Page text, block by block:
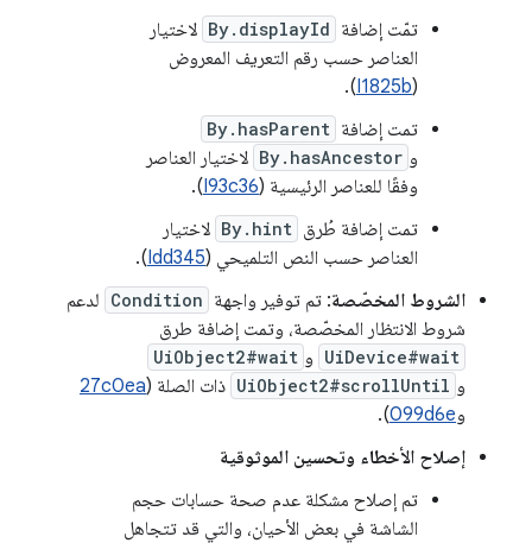
تمّت إضافة By.displayId لاختيار
العناصر حسب رقم التعريف المعروض
(
I1825b
).
تمت إضافة By.hasParent
و By.hasAncestor لاختيار العناصر
وفقًا للعناصر الرئيسية (I93c36
).
تمت إضافة طُرق By.hint لاختيار
العناصر حسب النص التلميحي (Idd345
).
الشروط المخصّصة: تم توفير واجهة Condition لدعم
شروط الانتظار المخصّصة، وتمت إضافة طرق
UiDevice#wait و UiObject2#wait
و UiObject2#scrollUntil ذات الصلة (27c0ea
و099d6e
).
إصلاح الأخطاء وتحسين الموثوقية
تم إصلاح مشكلة عدم صحة حسابات حجم
الشاشة في بعض الأحيان، والتي قد تتجاهل